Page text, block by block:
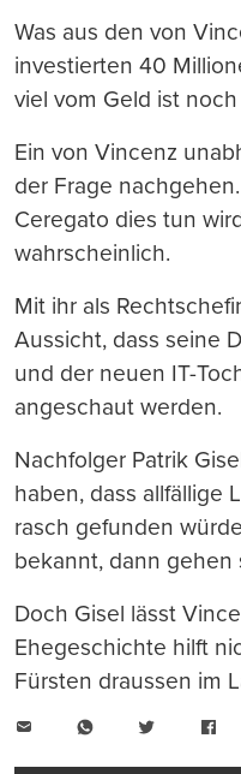
Was aus den von
investierten 40
viel vom Geld ist
Ein von Vincenz
der Frage
Ceregato dies tun
wahrscheinlich.
Mit ihr als
Aussicht, dass seine
und der neuen IT-
angeschaut werden.
Nachfolger Patrik
haben, dass allfällige
rasch gefunden
bekannt, dann gehen
Doch Gisel lässt
Ehegeschichte hilft
Fürsten draussen im
WhatsAppTwitter